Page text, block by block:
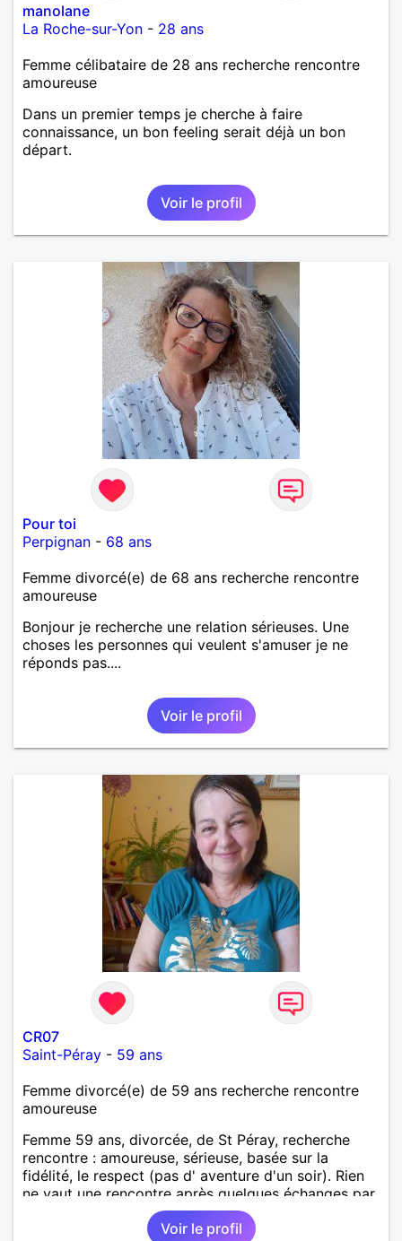
manolane
La Roche-sur-Yon - 28 ans
Femme célibataire de 28 ans recherche rencontre
amoureuse
Dans un premier temps je cherche à faire
connaissance, un bon feeling serait déjà un bon
départ.
Voir le profil
Pour toi
Perpignan - 68 ans
Femme divorcé(e) de 68 ans recherche rencontre
amoureuse
Bonjour je recherche une relation sérieuses. Une
choses les personnes qui veulent s'amuser je ne
réponds pas....
Voir le profil
CR07
Saint-Péray - 59 ans
Femme divorcé(e) de 59 ans recherche rencontre
amoureuse
Femme 59 ans, divorcée, de St Péray, recherche
rencontre : amoureuse, sérieuse, basée sur la
fidélité, le respect (pas d' aventure d'un soir). Rien
ne vaut une rencontre après quelques échanges par
messages pour savoir si il y a un feeling entre les
deux et le désir de se revoir. Au plaisir de se
Voir le profil